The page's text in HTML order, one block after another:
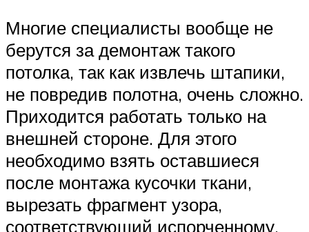
Многие специалисты вообще не
берутся за демонтаж такого
потолка, так как извлечь штапики,
не повредив полотна, очень сложно.
Приходится работать только на
внешней стороне. Для этого
необходимо взять оставшиеся
после монтажа кусочки ткани,
вырезать фрагмент узора,
соответствующий испорченному,